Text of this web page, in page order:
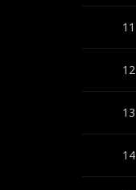
11
12
13
14